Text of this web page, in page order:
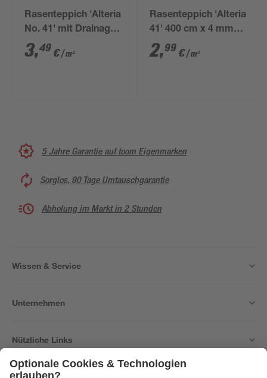
Rasenteppich 'Alteria
No. 41' mit Drainage
400 cm x 4 mm grün
Meterware
3,49 €/ m²
Rasenteppich 'Alteria
41' 400 cm x 4 mm
grün Meterware
2,99 €/ m²
5 Jahre Garantie auf toom Eigenmarken
Sorglos, 90 Tage Umtauschgarantie
Abholung im Markt in 2 Stunden
Wissen & Service
Unternehmen
Nützliche Links